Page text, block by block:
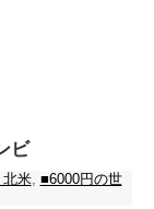
ビ
北米, ■6000円の世